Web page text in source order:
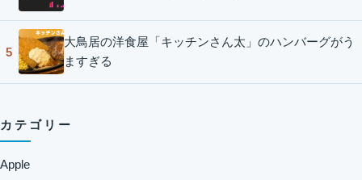
5
大鳥居の洋食屋「キッチンさん太」のハンバーグがう
ますぎる
カテゴリー
Apple